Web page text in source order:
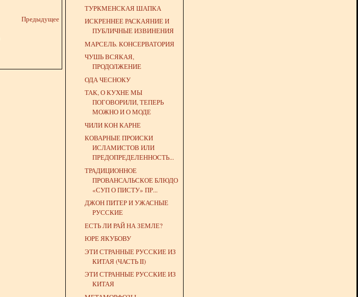
Предыдущее
ТУРКМЕНСКАЯ ШАПКА
ИСКРЕННЕЕ РАСКАЯНИЕ И
ПУБЛИЧНЫЕ ИЗВИНЕНИЯ
МАРСЕЛЬ. КОНСЕРВАТОРИЯ
ЧУШЬ ВСЯКАЯ,
ПРОДОЛЖЕНИЕ
ОДА ЧЕСНОКУ
ТАК, О КУХНЕ МЫ
ПОГОВОРИЛИ, ТЕПЕРЬ
МОЖНО И О МОДЕ
ЧИЛИ КОН КАРНЕ
КОВАРНЫЕ ПРОИСКИ
ИСЛАМИСТОВ ИЛИ
ПРЕДОПРЕДЕЛЕННОСТЬ...
ТРАДИЦИОННОЕ
ПРОВАНСАЛЬСКОЕ БЛЮДО
«СУП О ПИСТУ» ПР...
ДЖОН ПИТЕР И УЖАСНЫЕ
РУССКИЕ
ЕСТЬ ЛИ РАЙ НА ЗЕМЛЕ?
ЮРЕ ЯКУБОВУ
ЭТИ СТРАННЫЕ РУССКИЕ ИЗ
КИТАЯ (ЧАСТЬ II)
ЭТИ СТРАННЫЕ РУССКИЕ ИЗ
КИТАЯ